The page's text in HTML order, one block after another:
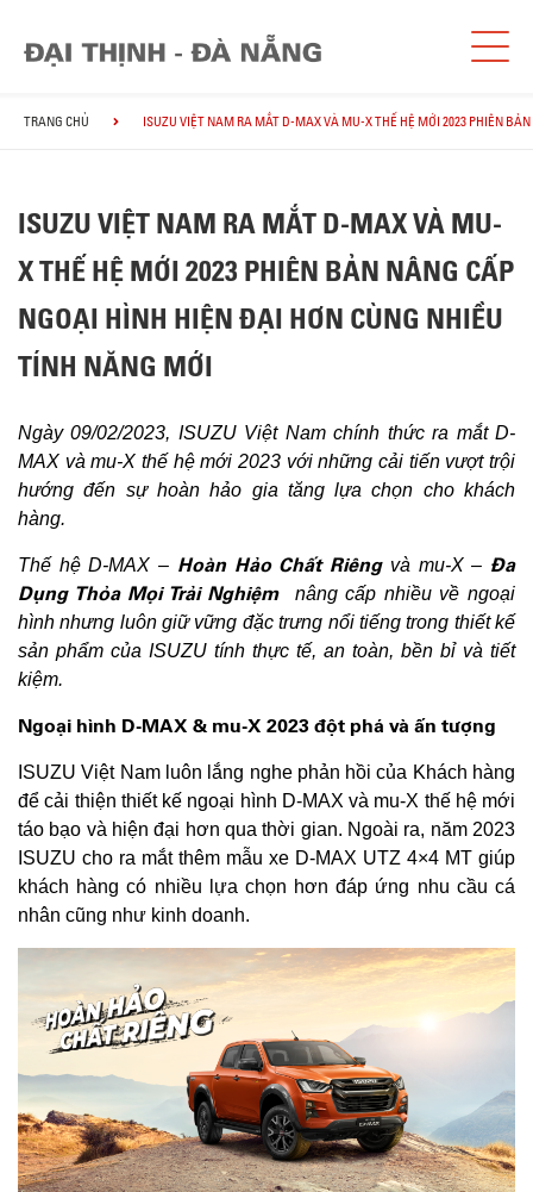
TRANG CHỦ ISUZU VIỆT NAM RA MẮT D-MAX VÀ MU-X THẾ HỆ MỚI 2023 PHIÊN
ISUZU VIỆT NAM RA MẮT D-MAX VÀ MU-
X THẾ HỆ MỚI 2023 PHIÊN BẢN NÂNG CẤP
NGOẠI HÌNH HIỆN ĐẠI HƠN CÙNG NHIỀU
TÍNH NĂNG MỚI
Ngày 09/02/2023, ISUZU Việt Nam chính thức ra mắt D-
MAX và mu-X thế hệ mới 2023 với những cải tiến vượt trội
hướng đến sự hoàn hảo gia tăng lựa chọn cho khách
hàng.
Thế hệ D-MAX – Hoàn Hảo Chất Riêngvà mu-X – Đa
Dụng Thỏa Mọi Trải Nghiệm
nâng cấp nhiều về ngoại
hình nhưng luôn giữ vững đặc trưng nổi tiếng trong thiết kế
sản phẩm của ISUZU tính thực tế, an toàn, bền bỉ và tiết
kiệm.
Ngoại hình D-MAX & mu-X 2023 đột phá và ấn tượng
ISUZU Việt Nam luôn lắng nghe phản hồi của Khách hàng
để cải thiện thiết kế ngoại hình D-MAX và mu-X thế hệ mới
táo bạo và hiện đại hơn qua thời gian. Ngoài ra, năm 2023
ISUZU cho ra mắt thêm mẫu xe D-MAX UTZ 4×4 MT giúp
khách hàng có nhiều lựa chọn hơn đáp ứng nhu cầu cá
nhân cũng như kinh doanh.